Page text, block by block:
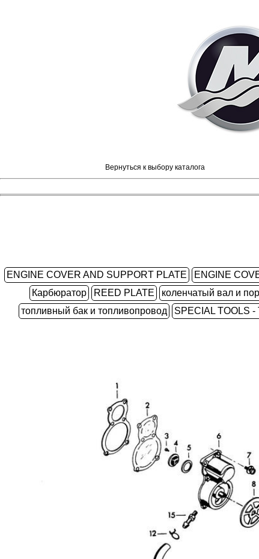
Вернуться к выбору каталога
ENGINE COVER AND SUPPORT PLATE ENGINE
Карбюратор
REED PLATE коленчатый вал и
топливный бак и топливопровод
SPECIAL TOOLS -